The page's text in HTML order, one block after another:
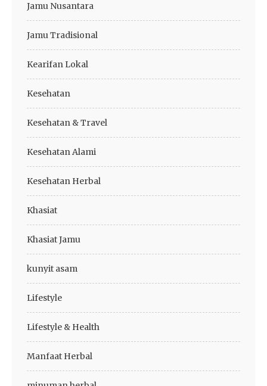
Jamu Nusantara
Jamu Tradisional
Kearifan Lokal
Kesehatan
Kesehatan & Travel
Kesehatan Alami
Kesehatan Herbal
Khasiat
Khasiat Jamu
kunyit asam
Lifestyle
Lifestyle & Health
Manfaat Herbal